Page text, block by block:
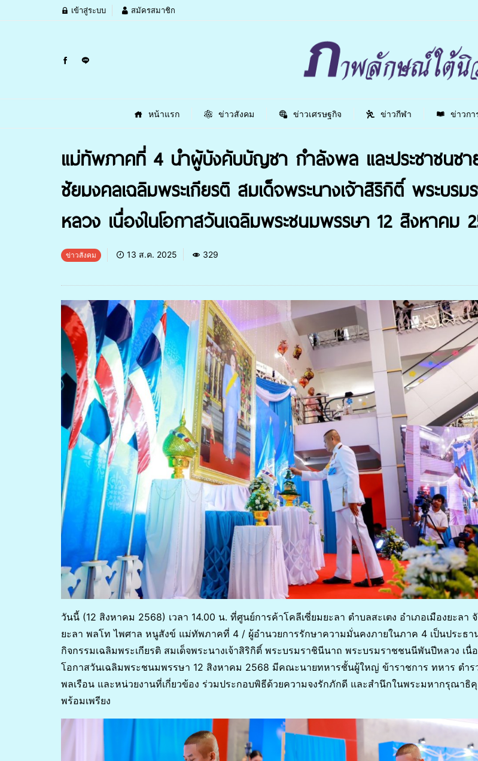
เข้าสู่ระบบ สมัครสมาชิก
หน้าแรก ข่าวสังคม ข่าวเศรษฐกิจ ข่าวกีฬา ข่าวกา
แม่ทัพภาคที่ 4 นำผู้บังคับบัญชา กำลังพล และประชาชนชา
ชัยมงคลเฉลิมพระเกียรติ สมเด็จพระนางเจ้าสิริกิติ์ พระบ
หลวง เนื่องในโอกาสวันเฉลิมพระชนมพรรษา 12 สิงหาคม
ข่าวสังคม 13 ส.ค. 2025 329
วันนี้ (12 สิงหาคม 2568) เวลา 14.00 น. ที่ศูนย์การค้าโคลีเซี่ยมยะลา ตำบลสะเตง อำเภอเมืองยะลา
ยะลา พลโท ไพศาล หนูสังข์ แม่ทัพภาคที่ 4 / ผู้อำนวยการรักษาความมั่นคงภายในภาค 4 เป็นประธา
กิจกรรมเฉลิมพระเกียรติ สมเด็จพระนางเจ้าสิริกิติ์ พระบรมราชินีนาถ พระบรมราชชนนีพันปีหลวง เนื่
โอกาสวันเฉลิมพระชนมพรรษา 12 สิงหาคม 2568 มีคณะนายทหารชั้นผู้ใหญ่ ข้าราชการ ทหาร ตำร
พลเรือน และหน่วยงานที่เกี่ยวข้อง ร่วมประกอบพิธีด้วยความจงรักภักดี และสำนึกในพระมหากรุณาธิ
พร้อมเพรียง